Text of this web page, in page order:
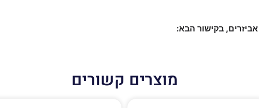
בקישור הבא:
מוצרים קשורים